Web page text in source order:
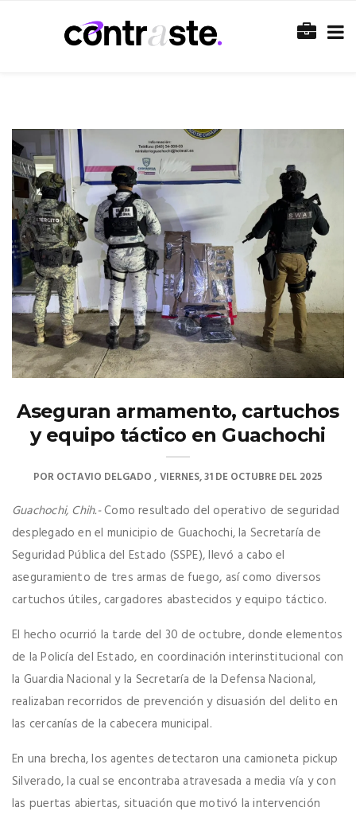
Aseguran armamento, cartuchos
y equipo táctico en Guachochi
POROCTAVIO DELGADO VIERNES, 31 DE OCTUBRE DEL 2025
Guachochi, Chih.-Como resultado del operativo de seguridad
desplegado en el municipio de Guachochi, la Secretaría de
Seguridad Pública del Estado (SSPE), llevó a cabo el
aseguramiento de tres armas de fuego, así como diversos
cartuchos útiles, cargadores abastecidos y equipo táctico.
El hecho ocurrió la tarde del 30 de octubre, donde elementos
de la Policía del Estado, en coordinación interinstitucional con
la Guardia Nacional y la Secretaría de la Defensa Nacional,
realizaban recorridos de prevención y disuasión del delito en
las cercanías de la cabecera municipal.
En una brecha, los agentes detectaron una camioneta pickup
Silverado, la cual se encontraba atravesada a media vía y con
las puertas abiertas, situación que motivó la intervención